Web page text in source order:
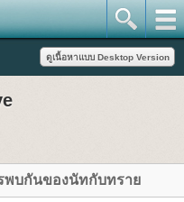
รพบกันของนัทกับทรา